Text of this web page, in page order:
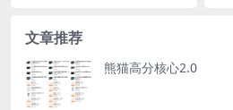
文章推荐
熊猫高分核心2.0